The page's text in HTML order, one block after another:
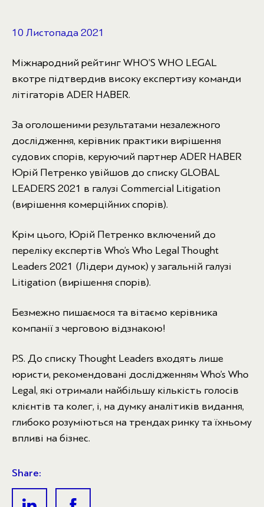
10 Листопада 2021
Міжнародний рейтинг WHO’S WHO LEGAL
вкотре підтвердив високу експертизу команди
літігаторів ADER HABER.
За оголошеними результатами незалежного
дослідження, керівник практики вирішення
судових спорів, керуючий партнер ADER HABER
Юрій Петренко увійшов до списку GLOBAL
LEADERS 2021 в галузі Commercial Litigation
(вирішення комерційних спорів).
Крім цього, Юрій Петренко включений до
переліку експертів Who’s Who Legal Thought
Leaders 2021 (Лідери думок) у загальній галузі
Litigation (вирішення спорів).
Безмежно пишаємося та вітаємо керівника
компанії з черговою відзнакою!
P.S. До списку Thought Leaders входять лише
юристи, рекомендовані дослідженням Who’s Who
Legal, які отримали найбільшу кількість голосів
клієнтів та колег, і, на думку аналітиків видання,
глибоко розуміються на трендах ринку та їхньому
впливі на бізнес.
Share: